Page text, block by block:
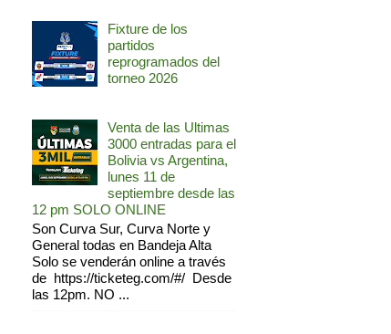
Fixture de los
partidos
reprogramados del
torneo 2026
Venta de las Ultimas
3000 entradas para el
Bolivia vs Argentina,
lunes 11 de
septiembre desde las
12 pm SOLO ONLINE
Son Curva Sur, Curva Norte y
General todas en Bandeja Alta
Solo se venderán online a través
de https://ticketeg.com/#/ Desde
las 12pm. NO ...